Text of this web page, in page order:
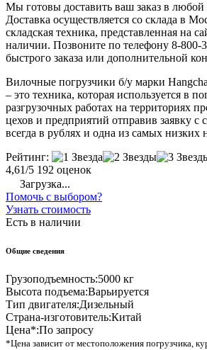
Мы готовы доставить ваш заказ в любой
Доставка осуществляется со склада в
складская техника, представленная на
наличии. Позвоните по телефону 8-800-
быстрого заказа или дополнительной
Вилочные погрузчики б/у марки
– это техника, которая используется в
разгрузочных работах на территориях
цехов и предприятий отправив заявку с
всегда в рублях и одна из самых низких
Рейтинг:
4,61/5 192 оценок
Загрузка...
Помочь с выбором?
Узнать стоимость
Есть в наличии
Общие сведения
Грузоподъемность:5000 кг
Высота подъема:Варьируется
Тип двигателя:Дизельный
Страна-изготовитель:Китай
Цена*:По запросу
*Цена зависит от местоположения погрузчика,